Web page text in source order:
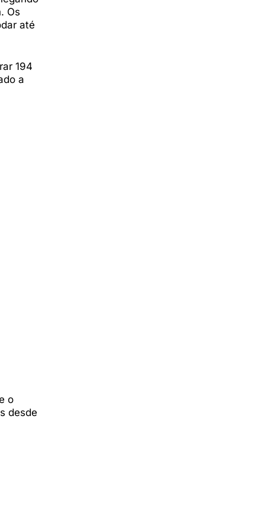
Os
até
194
a
o
desde